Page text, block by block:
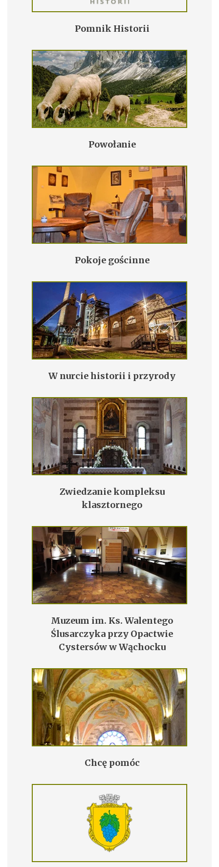
Pomnik Historii
Powołanie
Pokoje gościnne
W nurcie historii i przyrody
Zwiedzanie kompleksu
klasztornego
Muzeum im. Ks. Walentego
Ślusarczyka przy Opactwie
Cystersów w Wąchocku
Chcę pomóc